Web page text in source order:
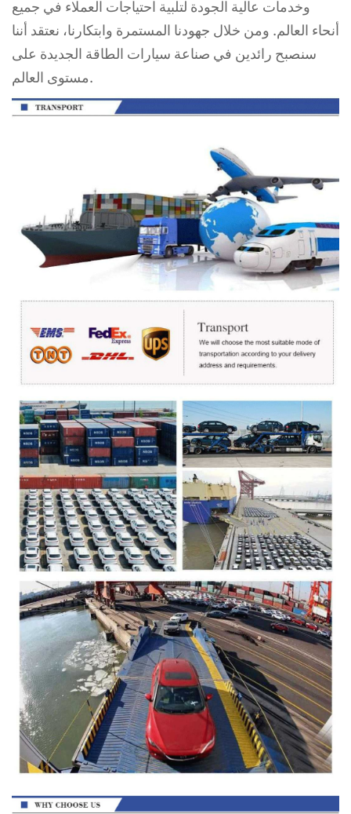
وخدمات عالية الجودة لتلبية احتياجات العملاء في جميع
أنحاء العالم. ومن خلال جهودنا المستمرة وابتكارنا، نعتقد أننا
سنصبح رائدين في صناعة سيارات الطاقة الجديدة على
مستوى العالم.